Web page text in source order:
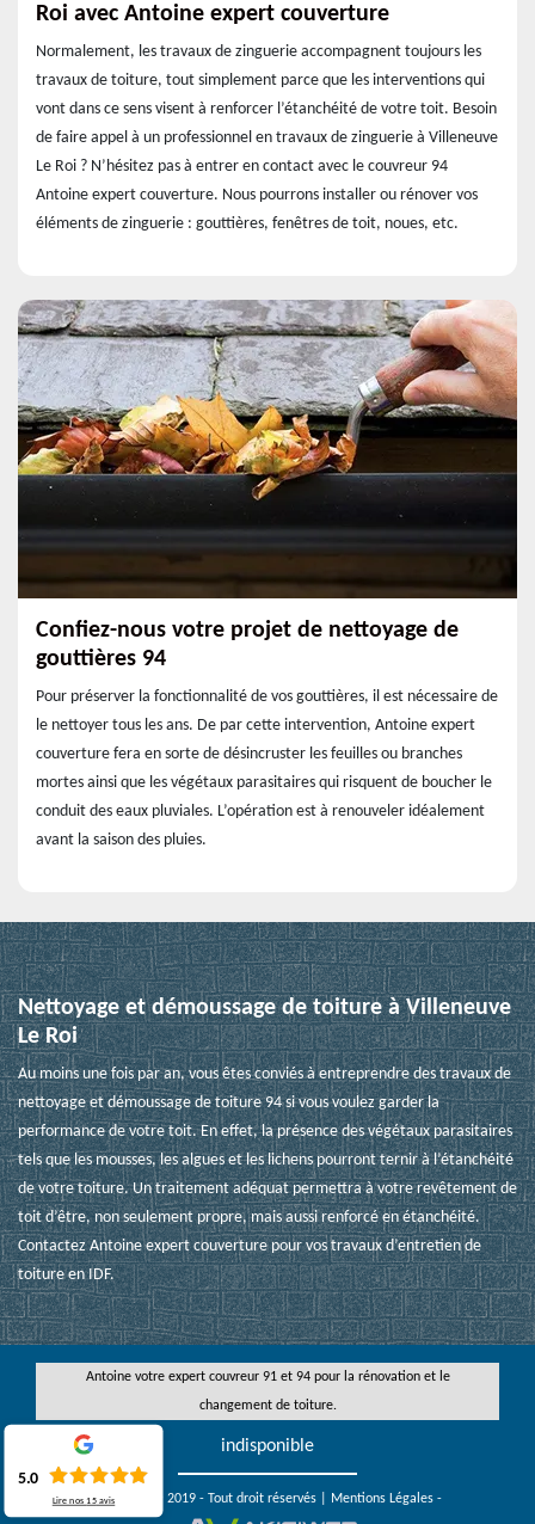
Roi avec Antoine expert couverture
Normalement, les travaux de zinguerie accompagnent toujours les
travaux de toiture, tout simplement parce que les interventions qui
vont dans ce sens visent à renforcer l’étanchéité de votre toit. Besoin
de faire appel à un professionnel en travaux de zinguerie à Villeneuve
Le Roi ? N’hésitez pas à entrer en contact avec le couvreur 94
Antoine expert couverture. Nous pourrons installer ou rénover vos
éléments de zinguerie : gouttières, fenêtres de toit, noues, etc.
Confiez-nous votre projet de nettoyage de
gouttières 94
Pour préserver la fonctionnalité de vos gouttières, il est nécessaire de
le nettoyer tous les ans. De par cette intervention, Antoine expert
couverture fera en sorte de désincruster les feuilles ou branches
mortes ainsi que les végétaux parasitaires qui risquent de boucher le
conduit des eaux pluviales. L’opération est à renouveler idéalement
avant la saison des pluies.
Nettoyage et démoussage de toiture à Villeneuve
Le Roi
Au moins une fois par an, vous êtes conviés à entreprendre des travaux de
nettoyage et démoussage de toiture 94 si vous voulez garder la
performance de votre toit. En effet, la présence des végétaux parasitaires
tels que les mousses, les algues et les lichens pourront ternir à l’étanchéité
de votre toiture. Un traitement adéquat permettra à votre revêtement de
toit d’être, non seulement propre, mais aussi renforcé en étanchéité.
Contactez Antoine expert couverture pour vos travaux d’entretien de
toiture en IDF.
Antoine votre expert couvreur 91et 94 pour la rénovation et le
changement de toiture.
indisponible
Copyright © 2019 - Tout droit réservés | Mentions Légales -
5.0
Lire nos15 avis